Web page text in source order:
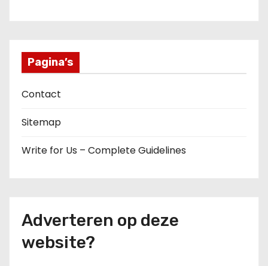
Pagina’s
Contact
Sitemap
Write for Us – Complete Guidelines
Adverteren op deze
website?